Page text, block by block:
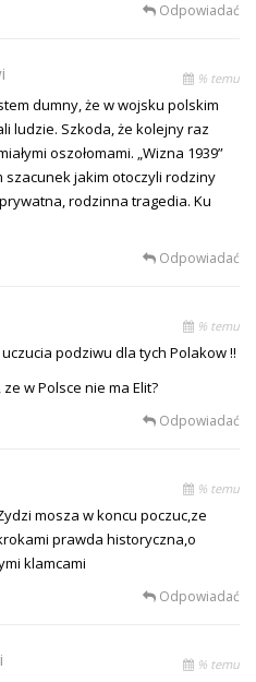
Odpowiadać
% temu
dumny, że w wojsku polskim
ludzie. Szkoda, że kolejny raz
oszołomami. „Wizna 1939”
jakim otoczyli rodziny
rodzinna tragedia. Ku
Odpowiadać
% temu
podziwu dla tych Polakow !!
w Polsce nie ma Elit?
Odpowiadać
% temu
mosza w koncu poczuc,ze
prawda historyczna,o
klamcami
Odpowiadać
% temu